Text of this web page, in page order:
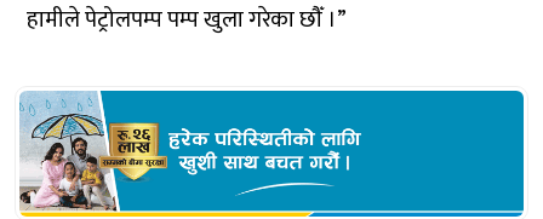
हामीले पेट्रोलपम्प पम्प खुला गरेका छौँ ।”